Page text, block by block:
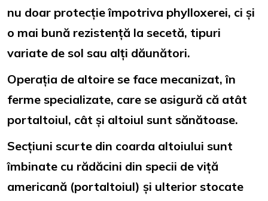
nu doar protecție împotriva phylloxerei, ci și
o mai bună rezistență la secetă, tipuri
variate de sol sau alți dăunători.
Operația de altoire se face mecanizat, în
ferme specializate, care se asigură că atât
portaltoiul, cât și altoiul sunt sănătoase.
Secțiuni scurte din coarda altoiului sunt
îmbinate cu rădăcini din specii de viță
americană (portaltoiul) și ulterior stocate